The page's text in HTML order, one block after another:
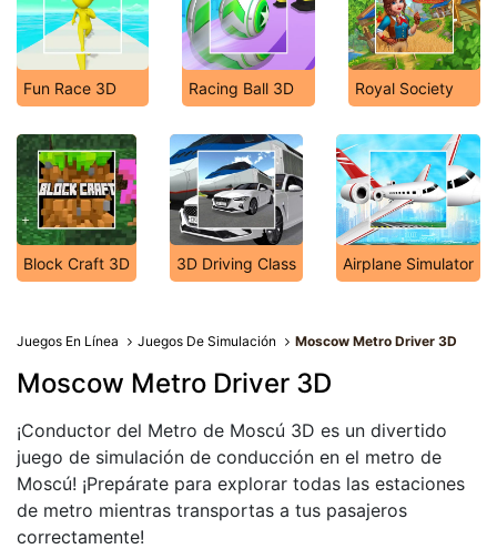
Fun Race 3D Racing Ball 3D Royal Society
Block Craft 3D 3D Driving Class Airplane Simulator
Juegos En Línea Juegos De Simulación Moscow Metro Driver 3D
Moscow Metro Driver 3D
¡Conductor del Metro de Moscú 3D es un divertido
juego de simulación de conducción en el metro de
Moscú! ¡Prepárate para explorar todas las estaciones
de metro mientras transportas a tus pasajeros
correctamente!